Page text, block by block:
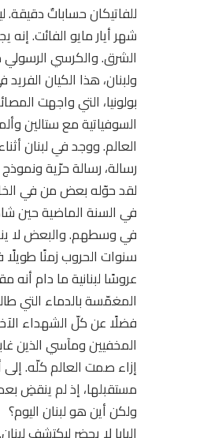
للفاتيكان حساباتٌ دقيقة.
شهر أيار مايو الفائت.
الشرق. والكرسي
ولبنان، هذا الكيان
بولونيا، التي واجهت
السوفياتية مع ستالين
العالم. ووجد في لبنان
رسالة، رسالة حرّية
لقد حوّله بعض من في
في السنة الماضية حين
في وسطهم. والبعض لا
سنوات الحروب زمنًا طويلًا
عروسًا لبنانية ما دام أنه
المغمّسة بالدماء التي
فضلًا عن كلّ الشهداء
المخفيين ومآسي الذين
إزاء صمت العالم كلّه.
مستقبلها، إذ لم ينقضِ
ولكن أين هو لبنان اليوم؟
البابا لا يحضر ليكتشف